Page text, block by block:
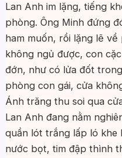
Lan Anh im lặng, tiếng
phòng. Ông Minh đứng
ham muốn, rồi lặng lẽ
không ngủ được, con
đớn, như có lửa đốt
phòng con gái, cửa
Ánh trăng thu soi qua
Lan Anh đang nằm
quần lót trắng lấp ló khe
nước bọt, tim đập thình